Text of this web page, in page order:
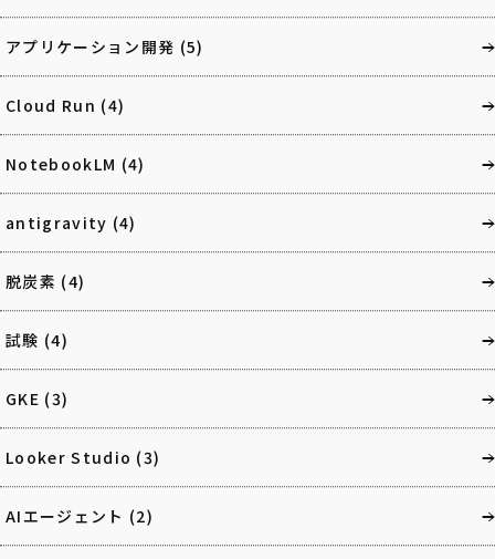
アプリケーション開発 (5)
Cloud Run (4)
NotebookLM (4)
antigravity (4)
脱炭素 (4)
試験 (4)
GKE (3)
Looker Studio (3)
AIエージェント (2)